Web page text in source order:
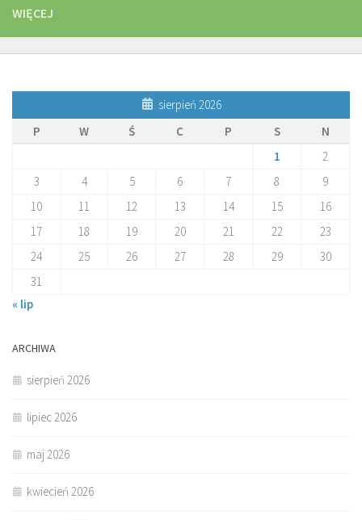
WIĘCEJ
sierpień 2026
P
W Ś C P S
N
1
2
3
4 5 6 7 8
9
10
11 12 13 14 15
16
17
18 19 20 21 22
23
24
25 26 27 28 29
30
31
« lip
ARCHIWA
sierpień 2026
lipiec 2026
maj 2026
kwiecień 2026